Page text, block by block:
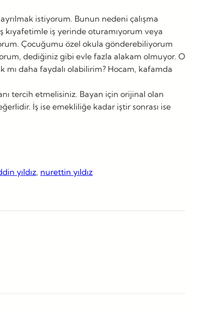
istiyorum. Bunun nedeni çalışma
kıyafetimle iş yerinde oturamıyorum veya
Çocuğumu özel okula gönderebiliyorum
dediğiniz gibi evle fazla alakam olmuyor. O
mı daha faydalı olabilirim? Hocam, kafamda
tercih etmelisiniz. Bayan için orijinal olan
İş ise emekliliğe kadar iştir sonrası ise
yıldız, nurettin yıldız